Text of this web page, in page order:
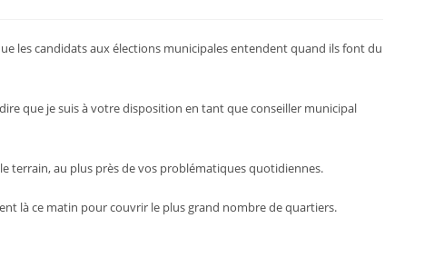
les candidats aux élections municipales entendent quand ils font du
que je suis à votre disposition en tant que conseiller municipal
terrain, au plus près de vos problématiques quotidiennes.
là ce matin pour couvrir le plus grand nombre de quartiers.